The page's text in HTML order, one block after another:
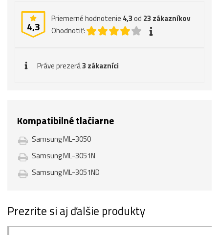
4,3
Priemerné hodnotenie 4,3od 23 zákazníkov
Ohodnotiť:
Práve prezerá3 zákazníci
Kompatibilné tlačiarne
Samsung ML-3050
Samsung ML-3051N
Samsung ML-3051ND
Prezrite si aj ďalšie produkty